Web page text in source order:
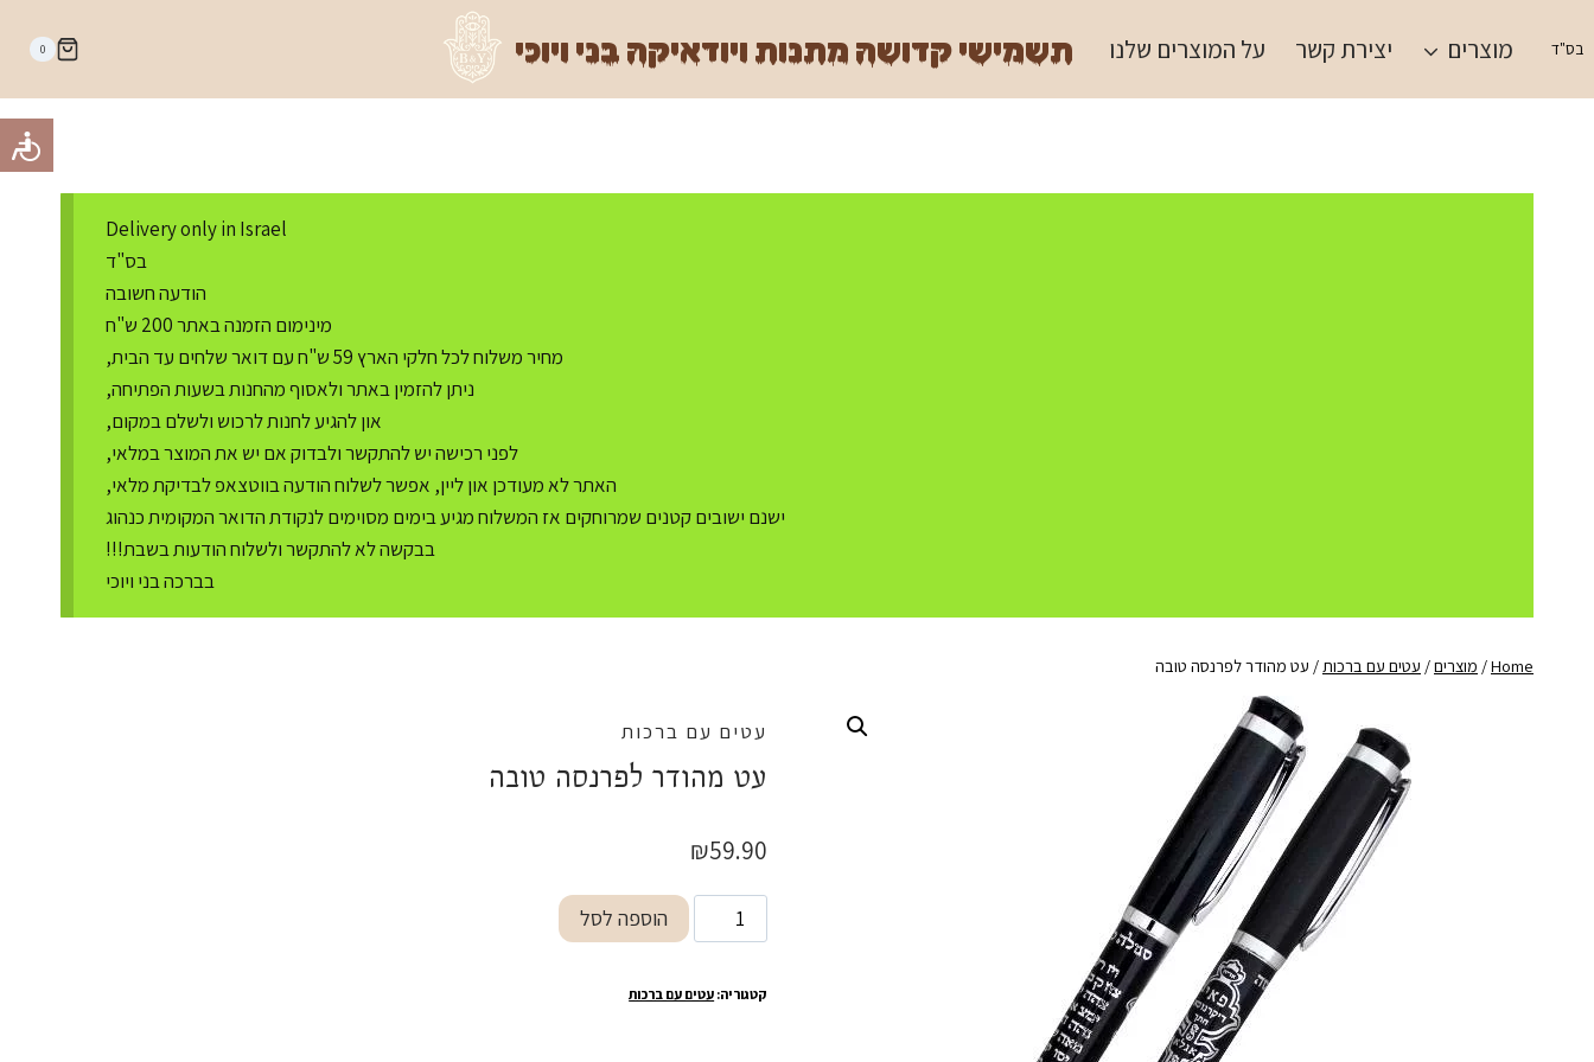
toבס"ד מוצרים יצירת קשר על המוצרים שלנו תשמישי קדושה מתנות ויודאיקה בני ויוכי 0
Delivery only in Israel
בס"ד
הודעה חשובה
מינימום הזמנה באתר 200 ש"ח
מחיר משלוח לכל חלקי הארץ 59 ש"ח עם דואר שלחים עד הבית,
ניתן להזמין באתר ולאסוף מהחנות בשעות הפתיחה,
און להגיע לחנות לרכוש ולשלם במקום,
לפני רכישה יש להתקשר ולבדוק אם יש את המוצר במלאי,
האתר לא מעודכן און ליין, אפשר לשלוח הודעה בווטצאפ לבדיקת מלאי,
ישנם ישובים קטנים שמרוחקים אז המשלוח מגיע בימים מסוימים לנקודת הדואר המקומית כנהוג
בבקשה לא להתקשר ולשלוח הודעות בשבת!!!
בברכה בני ויוכי
Home
/ מוצרים/ עטים עם ברכות / עט מהודר לפרנסה טובה
עטים עם ברכות
עט מהודר לפרנסה טובה
₪59.90
כמות
של
מהודר
הוספה לסל
קטגוריה: עטים עם ברכות